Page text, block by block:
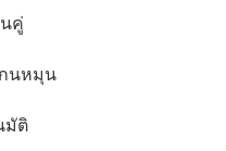
คู่
นหมุน
มัติ